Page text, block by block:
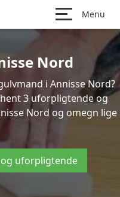
Menu
Nord
i Annisse Nord?
3 uforpligtende og
Nord og omegn lige
uforpligtende